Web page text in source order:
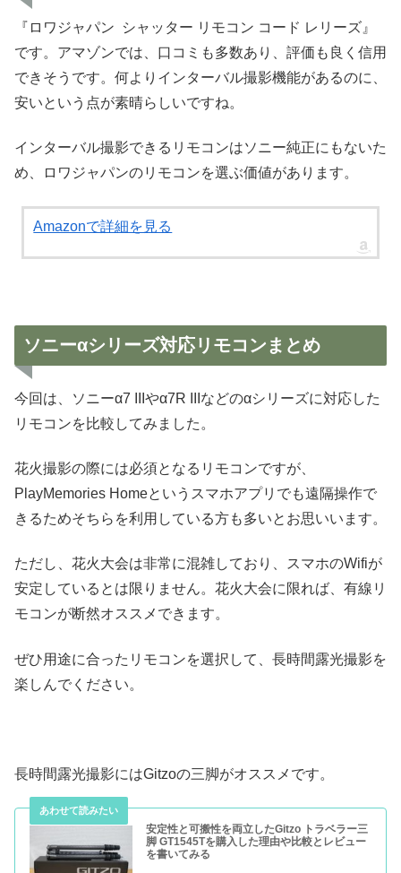
『ロワジャパン シャッター リモコン コード レリーズ』
です。アマゾンでは、口コミも多数あり、評価も良く信用
できそうです。何よりインターバル撮影機能があるのに、
安いという点が素晴らしいですね。
インターバル撮影できるリモコンはソニー純正にもないた
め、ロワジャパンのリモコンを選ぶ価値があります。
Amazonで詳細を見る
ソニーαシリーズ対応リモコンまとめ
今回は、ソニーα7 IIIやα7R IIIなどのαシリーズに対応した
リモコンを比較してみました。
花火撮影の際には必須となるリモコンですが、
PlayMemories Homeというスマホアプリでも遠隔操作で
きるためそちらを利用している方も多いとお思いいます。
ただし、花火大会は非常に混雑しており、スマホのWifiが
安定しているとは限りません。花火大会に限れば、有線リ
モコンが断然オススメできます。
ぜひ用途に合ったリモコンを選択して、長時間露光撮影を
楽しんでください。
長時間露光撮影にはGitzoの三脚がオススメです。
安定性と可搬性を両立したGitzo トラベラー三
脚 GT1545Tを購入した理由や比較とレビュー
を書いてみる